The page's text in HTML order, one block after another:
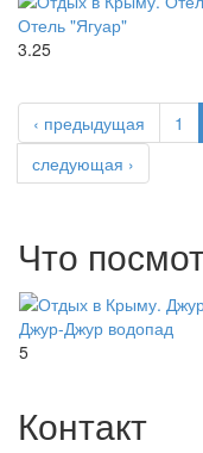
Отель "Ягуар"
3.25
‹ предыдущая 1
следующая ›
Что
Джур-Джур водопад
5
Контакт